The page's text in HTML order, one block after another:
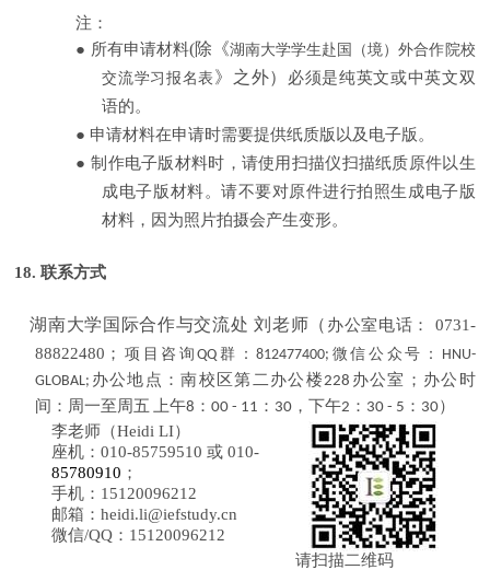
注：
● 所有申请材料(除《湖南大学学生赴国（境）外合作院校
交流学习报名表 》之外）
必须是纯英文或中英文双
语的。
● 申请材料在申请时需要提供纸质版以及电子版。
● 制作电子版材料时，请使用扫描仪扫描纸质原件以生
成电子版材料。请不要对原件进行拍照生成电子版
材料，因为照片拍摄会产生变形。
18.联系方式
湖南大学国际合作与交流处 刘老师（ 办公室电话： 0731-
88822480； 项目咨询QQ群：812477400;微信公众号：HNU-
GLOBAL; 办公地点：南校区第二办公楼228办公室；办公时
间：周一至周五 上午8：00 - 11：30，下午2：30 - 5：30）
李老师（Heidi LI）
座机： 010-85759510 或010-
85780910 ；
手机： 15120096212
邮箱： heidi.li@iefstudy.cn
微信/QQ： 15120096212
请扫描二维码